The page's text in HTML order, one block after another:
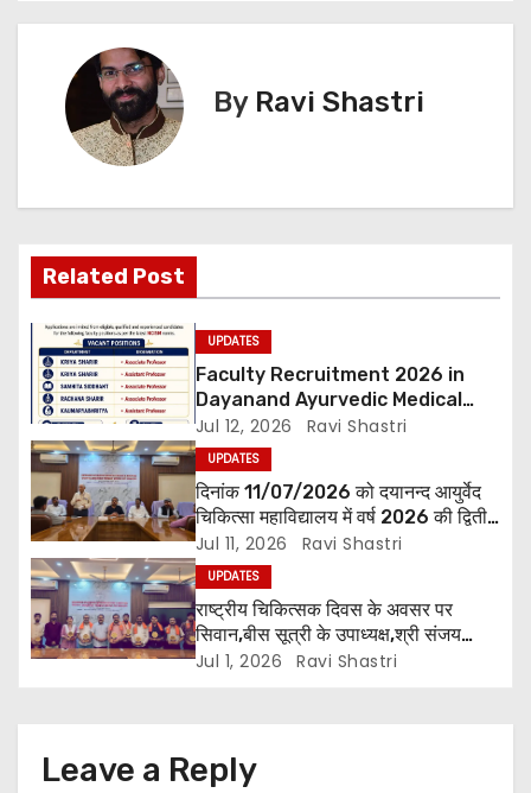
s
v
g
a
t
i
o
n
By Ravi Shastri
Related Post
UPDATES
Faculty Recruitment 2026 in
Dayanand Ayurvedic Medical
Collage & Hospital Andar Road
,Siwan
Jul 12, 2026 Ravi Shastri
UPDATES
दिनांक 11/07/2026 को दयानन्द आयुर्वेद
चिकित्सा महाविद्यालय में वर्ष 2026 की द्वितीय
शिक्षक परिषद की बैठक प्राचार्य की अध्यक्षता
में हुई। बैठक मे महाविद्यालय सभी विभागाध्यक्ष
एवं शिक्षक सम्मिलित हुए।
Jul 11, 2026 Ravi Shastri
UPDATES
राष्ट्रीय चिकित्सक दिवस के अवसर पर
सिवान,बीस सूत्री के उपाध्यक्ष,श्री संजय
पाण्डेय एवं सोसाइटी हेल्पर ग्रुप के अनमोल जी
त्रिपाठी एव चिकित्सकों को सम्मानित किया
गया।
Jul 1, 2026 Ravi Shastri
Leave a Reply